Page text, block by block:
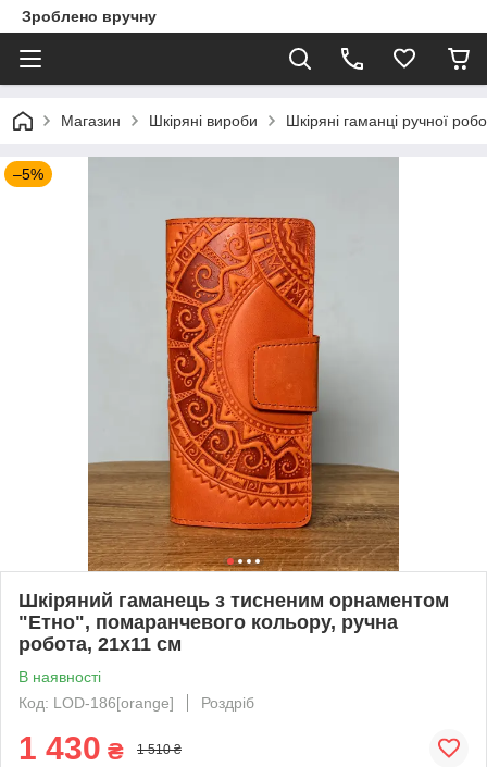
Зроблено вручну
Магазин Шкіряні вироби Шкіряні гаманці ручної
–5%
Шкіряний гаманець з тисненим орнаментом
"Етно", помаранчевого кольору, ручна
робота, 21х11 см
В наявності
Код: LOD-186[orange]
Роздріб
1 430 ₴ 1 510 ₴